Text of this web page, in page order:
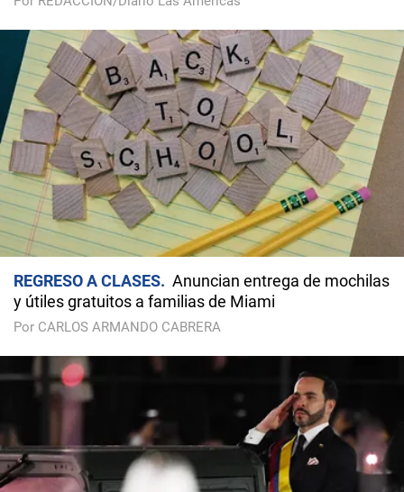
REGRESO A CLASES
Anuncian entrega de mochilas
y útiles gratuitos a familias de Miami
Por CARLOS ARMANDO CABRERA